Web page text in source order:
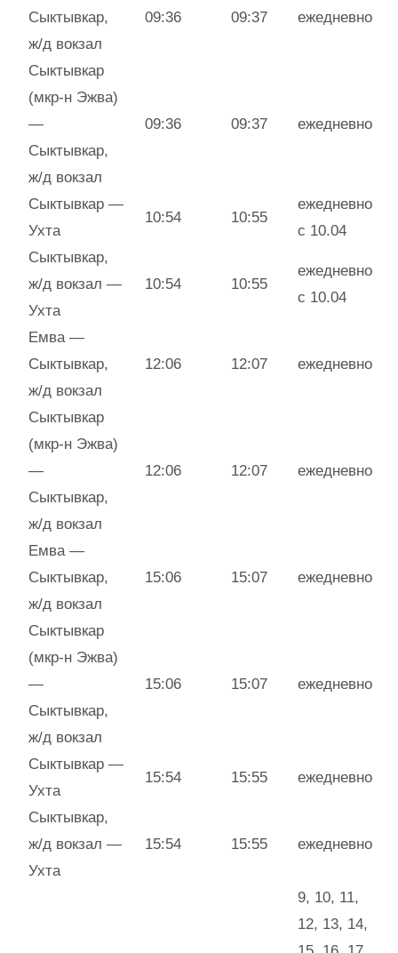
Сыктывкар,
ж/д вокзал
09:36 09:37 ежедневно
Сыктывкар
(мкр-н Эжва)
—
Сыктывкар,
ж/д вокзал
09:36 09:37 ежедневно
Сыктывкар —
Ухта
10:54 10:55
ежедневно
с 10.04
Сыктывкар,
ж/д вокзал —
Ухта
10:54 10:55
ежедневно
с 10.04
Емва —
Сыктывкар,
ж/д вокзал
12:06 12:07 ежедневно
Сыктывкар
(мкр-н Эжва)
—
Сыктывкар,
ж/д вокзал
12:06 12:07 ежедневно
Емва —
Сыктывкар,
ж/д вокзал
15:06 15:07 ежедневно
Сыктывкар
(мкр-н Эжва)
—
Сыктывкар,
ж/д вокзал
15:06 15:07 ежедневно
Сыктывкар —
Ухта
15:54 15:55 ежедневно
Сыктывкар,
ж/д вокзал —
Ухта
15:54 15:55 ежедневно
9, 10, 11,
12, 13, 14,